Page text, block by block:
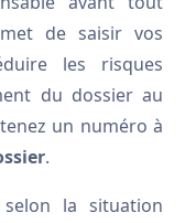
de saisir vos
les risques
du dossier au
un numéro à
.
la situation